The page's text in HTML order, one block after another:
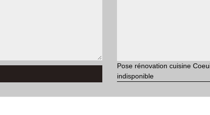
Pose rénovation cuisine
indisponible